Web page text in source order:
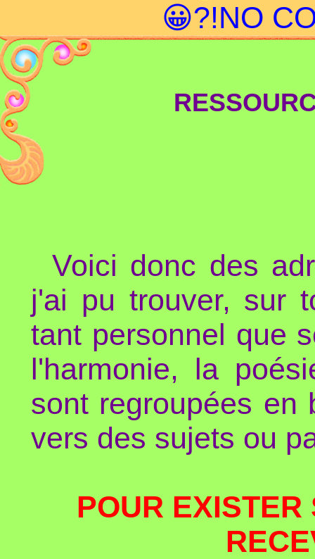
😀?!NO
Voici donc des
j'ai pu trouver, sur
tant personnel que
l'harmonie, la
sont regroupées en
vers des sujets ou
POUR EXISTER